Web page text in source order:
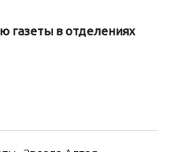
газеты в отделениях